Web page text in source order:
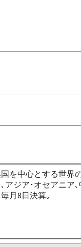
を中心とする世界
アジア･オセアニ
月8日決算｡